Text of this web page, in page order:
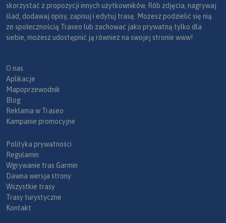
skorzystać z propozycji innych użytkowników. Rób zdjęcia, nagrywaj
ślad, dodawaj opisy, zapisuj i edytuj trasę. Możesz podzielić się nią
ze społecznością Traseo lub zachować jako prywatną tylko dla
siebie, możesz udostępnić ją również na swojej stronie www!
O nas
Aplikacje
Mapoprzewodnik
Blog
Reklama w Traseo
Kampanie promocyjne
Polityka prywatności
Regulamin
Wgrywanie tras Garmin
Dawna wersja strony
Wszystkie trasy
Trasy turystyczne
Kontakt